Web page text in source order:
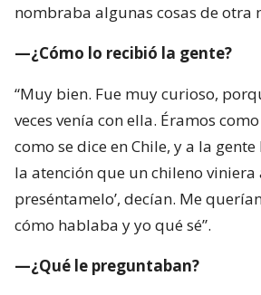
nombraba algunas cosas de otra
—¿Cómo lo recibió la gente?
“Muy bien. Fue muy curioso,
veces venía con ella. Éramos
como se dice en Chile, y a la
la atención que un chileno viniera
preséntamelo’, decían. Me
cómo hablaba y yo qué sé”.
—¿Qué le preguntaban?